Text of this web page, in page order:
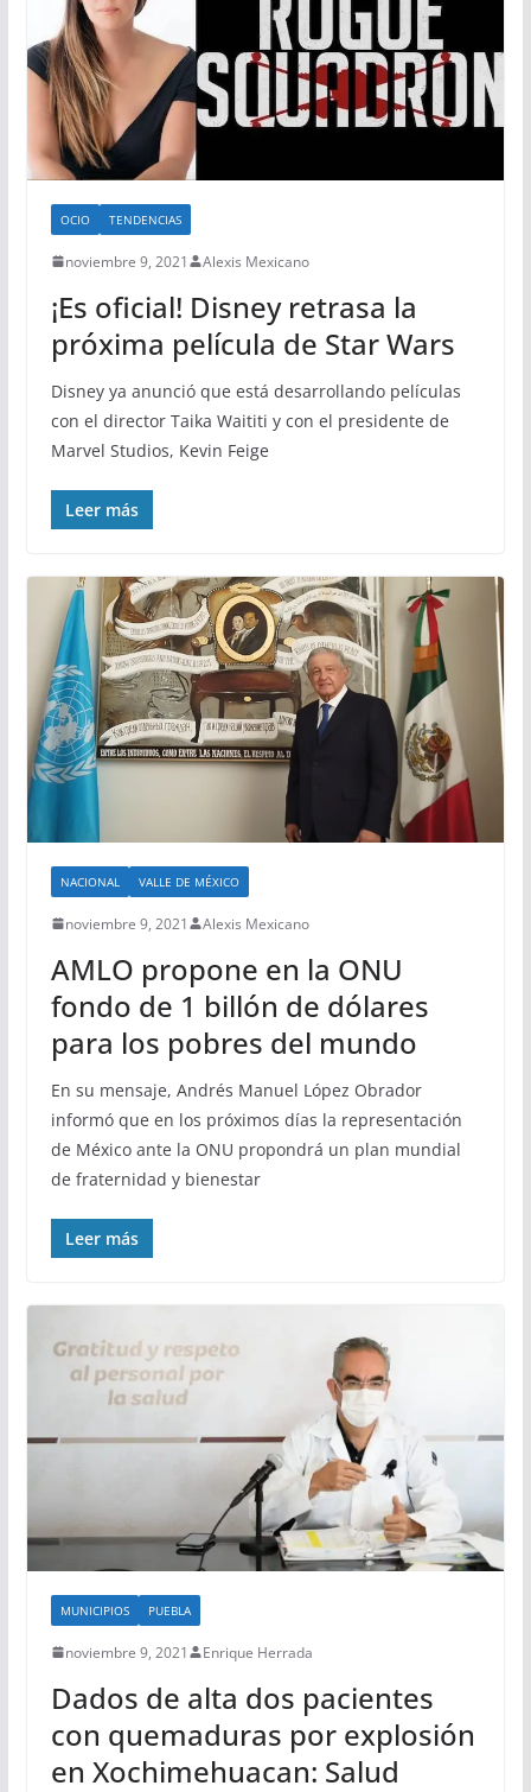
OCIO TENDENCIAS
noviembre 9, 2021 Alexis Mexicano
¡Es oficial! Disney retrasa la
próxima película de Star Wars
Disney ya anunció que está desarrollando películas
con el director Taika Waititi y con el presidente de
Marvel Studios, Kevin Feige
Leer más
NACIONAL VALLE DE MÉXICO
noviembre 9, 2021 Alexis Mexicano
AMLO propone en la ONU
fondo de 1 billón de dólares
para los pobres del mundo
En su mensaje, Andrés Manuel López Obrador
informó que en los próximos días la representación
de México ante la ONU propondrá un plan mundial
de fraternidad y bienestar
Leer más
MUNICIPIOS PUEBLA
noviembre 9, 2021 Enrique Herrada
Dados de alta dos pacientes
con quemaduras por explosión
en Xochimehuacan: Salud